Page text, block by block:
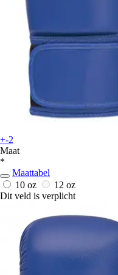
+-2
Maat
*
Maattabel
10 oz
12 oz
Dit veld is verplicht